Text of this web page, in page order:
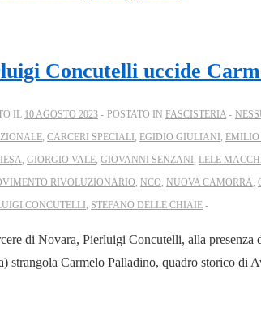
Concutelli uccide
IL 10 AGOSTO 2023 POSTATO IN FASCISTERIA
CARCERI SPECIALI EGIDIO GIULIANI EMILIO
GIORGIO VALE GIOVANNI SENZANI LELE
RIVOLUZIONARIO NCO NUOVA CAMORRA
CONCUTELLI STEFANO DELLE CHIAIE
di Novara, Pierluigi Concutelli, alla
strangola Carmelo Palladino, quadro storico di